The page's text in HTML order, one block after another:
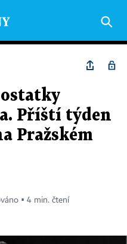
Příští týden
Pražském
▪ 4 min. čtení